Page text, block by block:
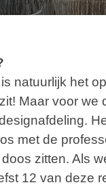
natuurlijk het
Maar voor we
met de
zitten. Als
12 van deze